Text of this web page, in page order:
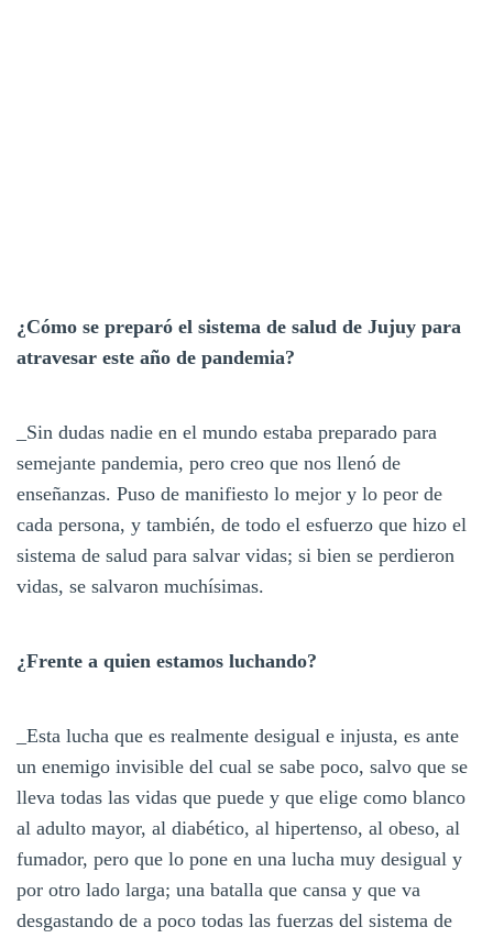
¿Cómo se preparó el sistema de salud de Jujuy para
atravesar este año de pandemia?
_Sin dudas nadie en el mundo estaba preparado para
semejante pandemia, pero creo que nos llenó de
enseñanzas. Puso de manifiesto lo mejor y lo peor de
cada persona, y también, de todo el esfuerzo que hizo el
sistema de salud para salvar vidas; si bien se perdieron
vidas, se salvaron muchísimas.
¿Frente a quien estamos luchando?
_Esta lucha que es realmente desigual e injusta, es ante
un enemigo invisible del cual se sabe poco, salvo que se
lleva todas las vidas que puede y que elige como blanco
al adulto mayor, al diabético, al hipertenso, al obeso, al
fumador, pero que lo pone en una lucha muy desigual y
por otro lado larga; una batalla que cansa y que va
desgastando de a poco todas las fuerzas del sistema de